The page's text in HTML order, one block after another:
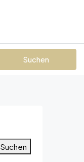
Suchen
Suchen